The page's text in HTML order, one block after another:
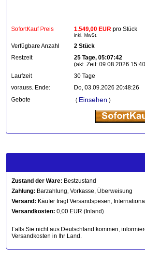
SofortKauf Preis 1.549,00 EUR pro Stück
inkl. MwSt.
Verfügbare Anzahl
2 Stück
Restzeit
25 Tage, 05:07:42
(akt. Zeit: 09.08.2026
Laufzeit
30 Tage
vorauss. Ende:
Do, 03.09.2026 20:48:26
Gebote
( Einsehen )
Zustand der Ware: Bestzustand
Zahlung: Barzahlung, Vorkasse, Überweisung
Versand: Käufer trägt Versandspesen,
Versandkosten: 0,00 EUR (Inland)
Falls Sie nicht aus Deutschland kommen,
Versandkosten in Ihr Land.